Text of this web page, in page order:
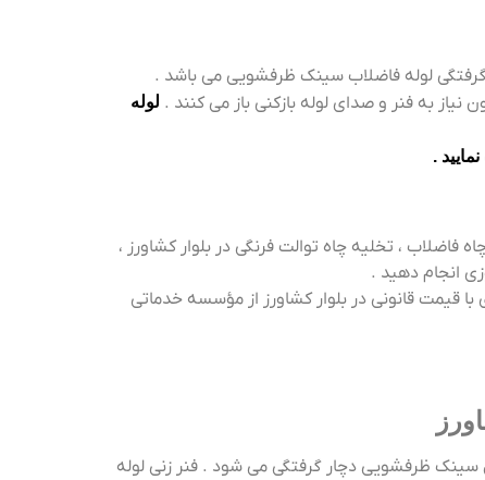
لوله فاضلاب سینک ظرفشویی می باشد .
به فنر و صدای لوله بازکنی باز می کنند . لوله
.
فاضلاب ، تخلیه چاه توالت فرنگی در بلوار کشاورز ،
انجام دهید .
قیمت قانونی در بلوار کشاورز از مؤسسه خدماتی
ظرفشویی دچار گرفتگی می شود . فنر زنی لوله